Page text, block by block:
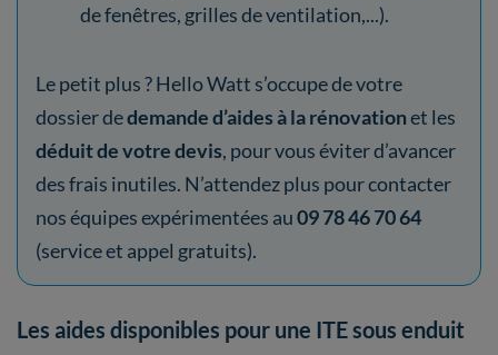
de fenêtres, grilles de ventilation,...).
Le petit plus ? Hello Watt s’occupe de votre
dossier dedemande d’aides à la rénovationet les
déduit de votre devis, pour vous éviter d’avancer
des frais inutiles. N’attendez plus pour contacter
nos équipes expérimentées au09 78 46 70 64
(service et appel gratuits).
Les aides disponibles pour une ITE sous enduit